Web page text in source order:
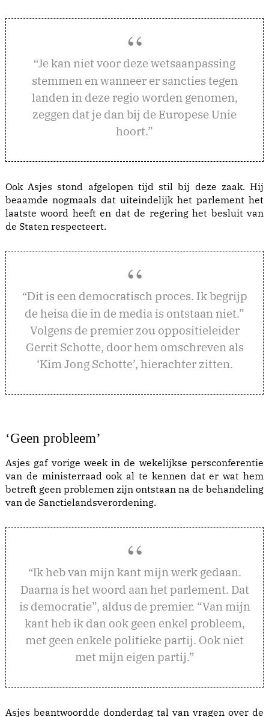
“Je kan niet voor deze wetsaanpassing
stemmen en wanneer er sancties tegen
landen in deze regio worden genomen,
zeggen dat je dan bij de Europese Unie
hoort.”
Ook Asjes stond afgelopen tijd stil bij deze zaak. Hij
beaamde nogmaals dat uiteindelijk het parlement het
laatste woord heeft en dat de regering het besluit van
de Staten respecteert.
“Dit is een democratisch proces. Ik begrijp
de heisa die in de media is ontstaan niet.”
Volgens de premier zou oppositieleider
Gerrit Schotte, door hem omschreven als
‘Kim Jong Schotte’, hierachter zitten.
‘Geen probleem’
Asjes gaf vorige week in de wekelijkse persconferentie
van de ministerraad ook al te kennen dat er wat hem
betreft geen problemen zijn ontstaan na de behandeling
van de Sanctielandsverordening.
“Ik heb van mijn kant mijn werk gedaan.
Daarna is het woord aan het parlement. Dat
is democratie”, aldus de premier. “Van mijn
kant heb ik dan ook geen enkel probleem,
met geen enkele politieke partij. Ook niet
met mijn eigen partij.”
Asjes beantwoordde donderdag tal van vragen over de